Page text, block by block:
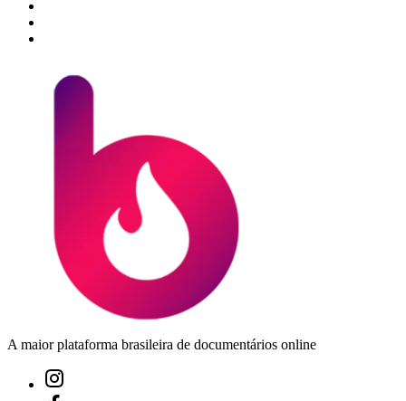
A maior plataforma brasileira de documentários online